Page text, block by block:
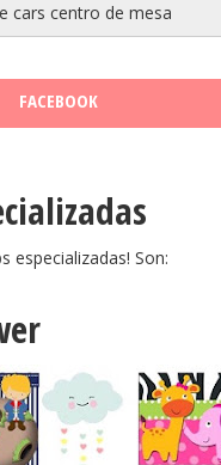
cars centro de mesa
FACEBOOK
especializadas! Son: